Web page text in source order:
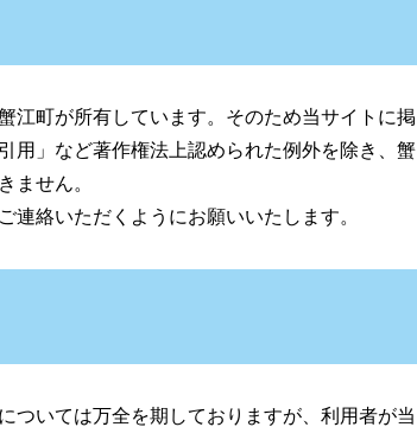
江町が所有しています。そのため当サイトに掲
用」など著作権法上認められた例外を除き、蟹
ません。
連絡いただくようにお願いいたします。
ついては万全を期しておりますが、利用者が当